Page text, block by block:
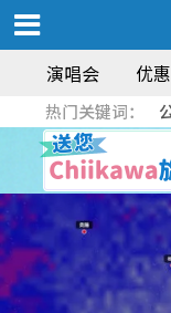
演唱会 优
热门关键词：